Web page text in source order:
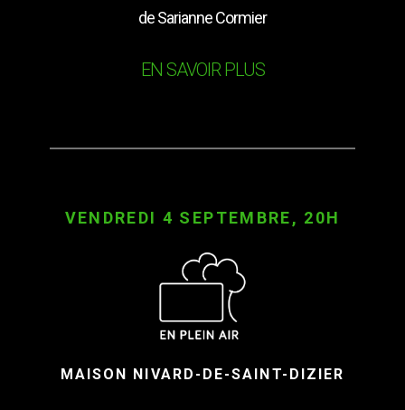
de Sarianne Cormier
EN SAVOIR PLUS
VENDREDI 4 SEPTEMBRE, 20H
MAISON NIVARD-DE-SAINT-DIZIER